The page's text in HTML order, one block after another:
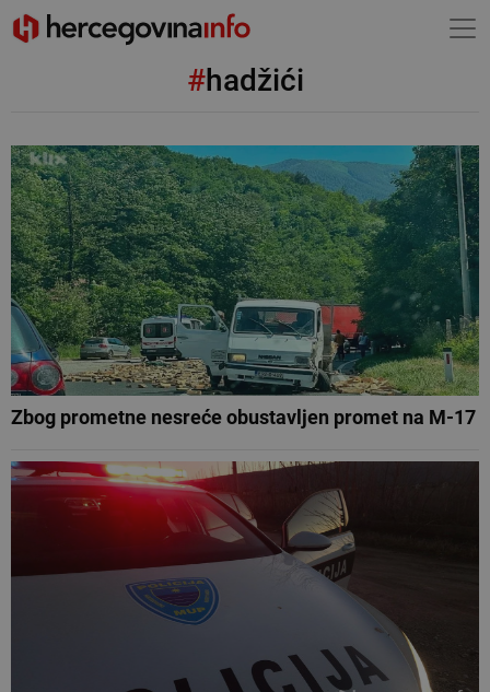
#hadžići
Zbog prometne nesreće obustavljen promet na M-17